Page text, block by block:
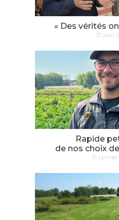
« Des vérités
17 juin
Rapide
de nos choix
19